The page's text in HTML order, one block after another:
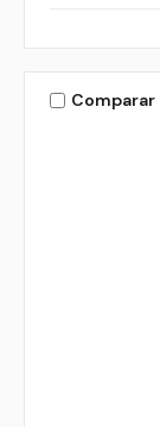
Comparar